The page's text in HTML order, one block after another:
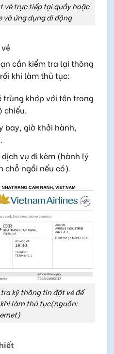
vé trực tiếp tại quầy hoặc
và ứng dụng di động
cần kiểm tra lại thông
khi làm thủ tục:
trùng khớp với tên trong
chiếu.
bay, giờ khởi hành,
vụ đi kèm (hành lý
chỗ ngồi nếu có).
kỹ thông tin đặt vé để
làm thủ tục(nguồn: